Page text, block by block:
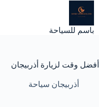
إلى
باسم للسياحة
أفضل وقت لزيارة أذربيجان
أذربيجان سياحة